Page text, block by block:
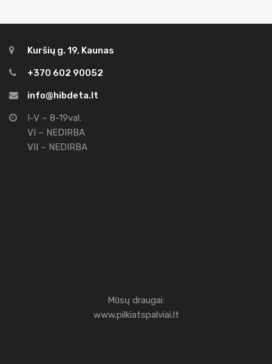
Kuršių g. 19, Kaunas
+370 602 90052
info@hibdeta.lt
I-V – 8-19val.
VI – NEDIRBA
VII – NEDIRBA
Mūsų draugai:
www.pilkiatspalviai.lt